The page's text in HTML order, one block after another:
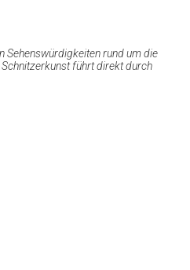
Sehenswürdigkeiten rund um die
führt direkt durch